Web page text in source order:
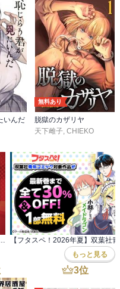
いんだ
無料あり
脱獄のカザリヤ
天下雌子 CHIEKO
もっと見る
3位